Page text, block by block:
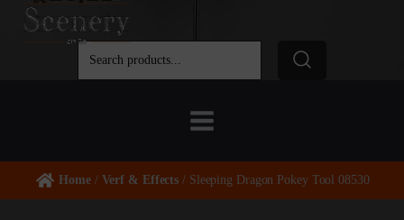
Home/ Verf & Effects / Sleeping Dragon Pokey Tool 08530